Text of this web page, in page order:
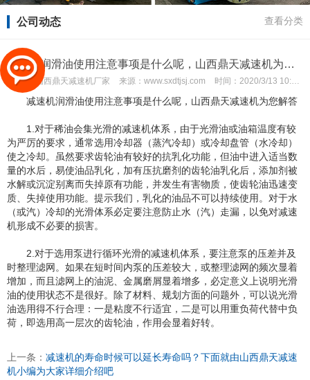
公司动态 查看分类
减速机润滑油使用注意事项是什么呢，山西鼎天减速机为您解答
作者： 山西鼎天减速机厂家 来源： www.sxdtjsj.com 时间： 2020/3/13 10:23:56
减速机润滑油使用注意事项是什么呢，山西鼎天减速机为您解答
1.对于稀油会集光滑的减速机体系，由于光滑油或油箱温度有较
为严厉的要求，通常选用冷却器（蒸汽冷却）或冷却盘管（水冷却）
使之冷却。虽然要求齿轮油有较好的抗乳化功能，但油中进入适当数
量的水后，易使油品乳化，加有压抗磨剂的齿轮油乳化后，添加剂被
水解或沉淀别离而失掉原有功能，并发生有害物质，使齿轮油迅速变
质、失掉使用功能。提示我们，乳化的油品不可以持续使用。对于水
（或汽）冷却的光滑体系必定要注意防止水（汽）走漏，以免对减速
机形成不必要的损害。
2.对于选用泵进行循环光滑的减速机体系，要注意泵的压差并及
时整理滤网。如果在短时间内泵的压差较大，或整理滤网的频次显着
增加，而且滤网上的油泥、金属磨屑显着增多，必定意义上说明光滑
油的使用状态不是很好。除了材料、规划方面的问题外，可以说光滑
油选用得不行合理：一是粘度不行适宜，二是可以用重负荷代替中负
荷，即选用高一层次的齿轮油，作用会显着好转。
上一条： 减速机的寿命时候可以延长寿命吗？下面就由山西鼎天减速
机小编为大家详细介绍吧